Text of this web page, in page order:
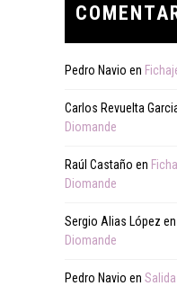
Pedro Navio en
Carlos Revuelta
Diomande
Raúl Castaño en
Diomande
Sergio Alias López en
Diomande
Pedro Navio en